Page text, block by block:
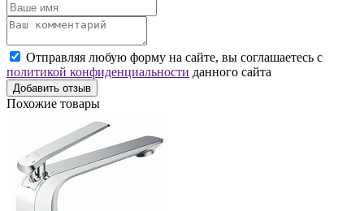
Отправляя любую форму на сайте, вы соглашаетесь с
политикой конфиденциальности данного сайта
Добавить отзыв
Похожие товары